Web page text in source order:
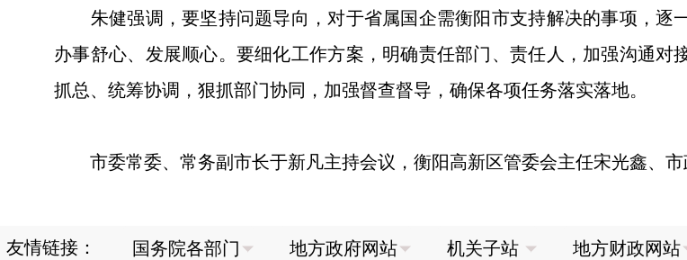
朱健强调，要坚持问题导向，对于省属国企需衡阳市支持解决的事项，逐
办事舒心、发展顺心。要细化工作方案，明确责任部门、责任人，加强沟通
抓总、统筹协调，狠抓部门协同，加强督查督导，确保各项任务落实落地。
市委常委、常务副市长于新凡主持会议，衡阳高新区管委会主任宋光鑫、市
友情链接：